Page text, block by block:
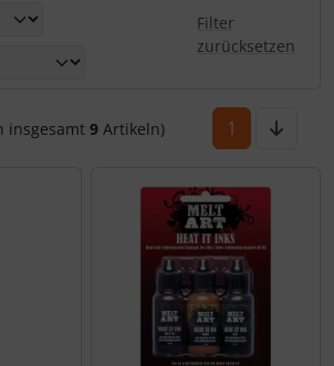
nachfolgenden Artikel nach ihren
Filter
zurücksetzen
insgesamt 9Artikeln) 1